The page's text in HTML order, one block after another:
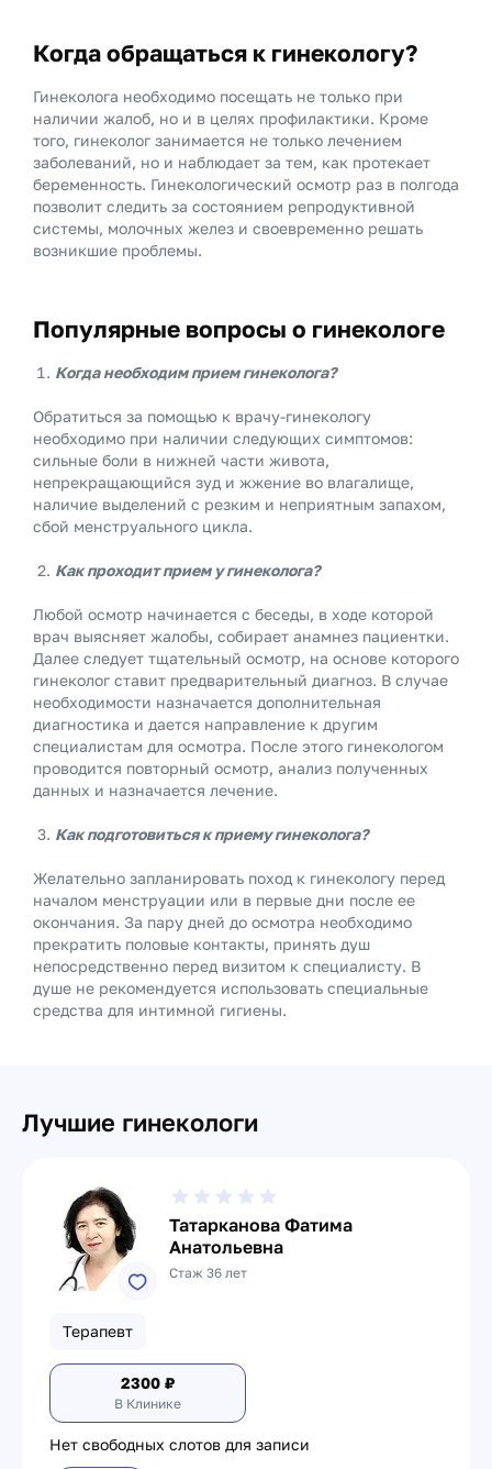
Когда обращаться к гинекологу?
Гинеколога необходимо посещать не только при
наличии жалоб, но и в целях профилактики. Кроме
того, гинеколог занимается не только лечением
заболеваний, но и наблюдает за тем, как протекает
беременность. Гинекологический осмотр раз в полгода
позволит следить за состоянием репродуктивной
системы, молочных желез и своевременно решать
возникшие проблемы.
Популярные вопросы о гинекологе
Когда необходим прием гинеколога?
Обратиться за помощью к врачу-гинекологу
необходимо при наличии следующих симптомов:
сильные боли в нижней части живота,
непрекращающийся зуд и жжение во влагалище,
наличие выделений с резким и неприятным запахом,
сбой менструального цикла.
Как проходит прием у гинеколога?
Любой осмотр начинается с беседы, в ходе которой
врач выясняет жалобы, собирает анамнез пациентки.
Далее следует тщательный осмотр, на основе которого
гинеколог ставит предварительный диагноз. В случае
необходимости назначается дополнительная
диагностика и дается направление к другим
специалистам для осмотра. После этого гинекологом
проводится повторный осмотр, анализ полученных
данных и назначается лечение.
Как подготовиться к приему гинеколога?
Желательно запланировать поход к гинекологу перед
началом менструации или в первые дни после ее
окончания. За пару дней до осмотра необходимо
прекратить половые контакты, принять душ
непосредственно перед визитом к специалисту. В
душе не рекомендуется использовать специальные
средства для интимной гигиены.
Лучшие гинекологи
Татарканова Фатима
Анатольевна
Стаж 36 лет
Терапевт
2300 ₽
В Клинике
Нет свободных слотов для записи